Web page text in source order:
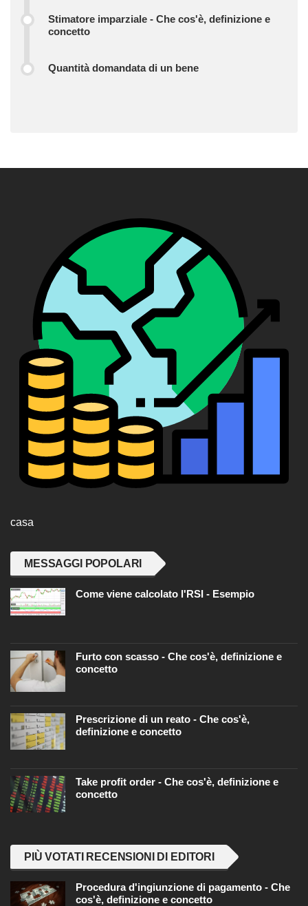
Stimatore imparziale - Che cos'è, definizione e
concetto
Quantità domandata di un bene
casa
MESSAGGI POPOLARI
Come viene calcolato l'RSI - Esempio
Furto con scasso - Che cos'è, definizione e
concetto
Prescrizione di un reato - Che cos'è,
definizione e concetto
Take profit order - Che cos'è, definizione e
concetto
PIÙ VOTATI RECENSIONI DI EDITORI
Procedura d'ingiunzione di pagamento - Che
cos'è, definizione e concetto